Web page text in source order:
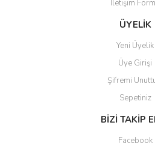
İletişim
ÜYELİK
Yeni Üyelik
Üye Girişi
Şifremi
Sepetiniz
BİZİ TAKİP
Facebook